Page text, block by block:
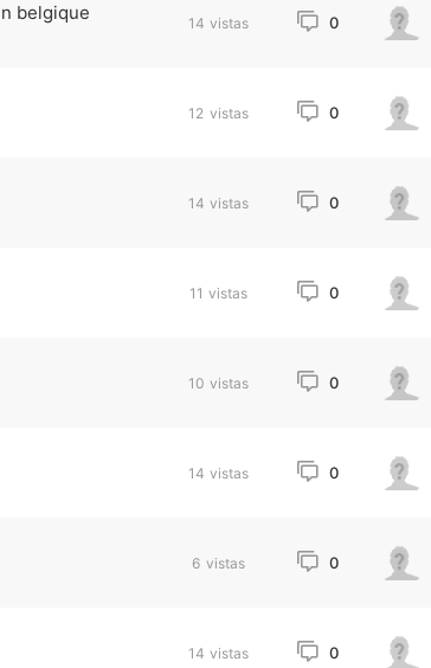
belgique 14 vistas 0
12 vistas 0
14 vistas 0
11 vistas 0
10 vistas 0
14 vistas 0
6 vistas 0
14 vistas 0